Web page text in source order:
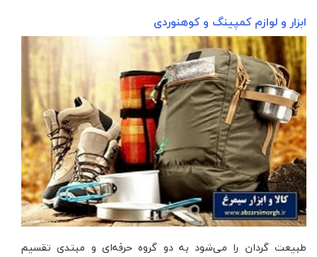
ابزار و لوازم کمپینگ و کوهنوردی
طبیعت گردان را می‌شود به دو گروه حرفه‌ای و مبتدی تقسیم